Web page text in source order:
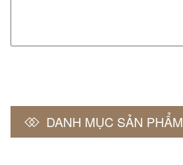
DANH MỤC SẢN PHẨM